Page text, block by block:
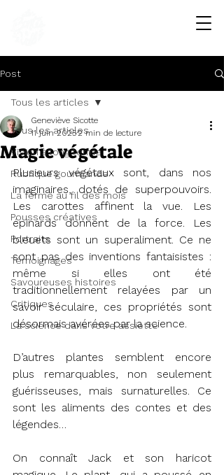
Post
Tous les articles
Vision à long terme
Rubrique gourmande
La ferme au fil des mois
Pousses créatives
Portraits
Témoignages
Savoureuses histoires
Critiques
La science dans votre assiette
Tous les articles
Magie végétale
Geneviève Sicotte
11 juin 20252 min de lecture
Plusieurs végétaux sont, dans nos
imaginaires, dotés de superpouvoirs.
Les carottes affinent la vue. Les
épinards donnent de la force. Les
bleuets sont un superaliment. Ce ne
sont pas des inventions fantaisistes :
même si elles ont été
traditionnellement relayées par un
savoir séculaire, ces propriétés sont
désormais avérées par la science.
D’autres plantes semblent encore
plus remarquables, non seulement
guérisseuses, mais surnaturelles. Ce
sont les aliments des contes et des
légendes…
On connaît Jack et son haricot